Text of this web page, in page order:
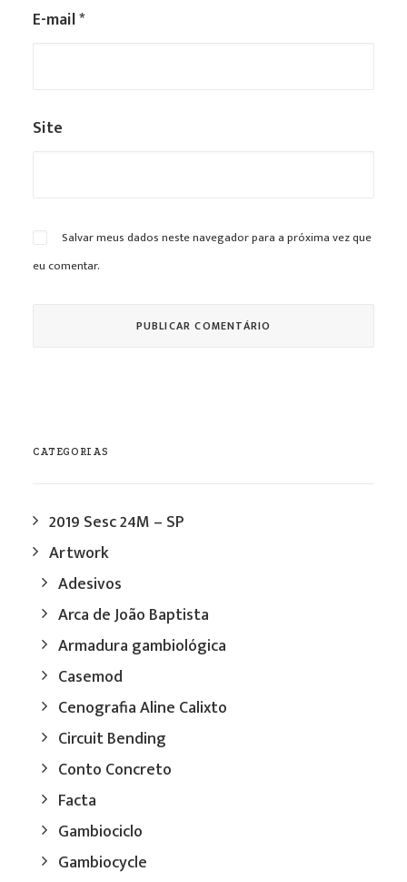
E-mail*
Site
Salvar meus dados neste navegador para a próxima vez que
eu comentar.
CATEGORIAS
2019 Sesc 24M – SP
Artwork
Adesivos
Arca de João Baptista
Armadura gambiológica
Casemod
Cenografia Aline Calixto
Circuit Bending
Conto Concreto
Facta
Gambiociclo
Gambiocycle